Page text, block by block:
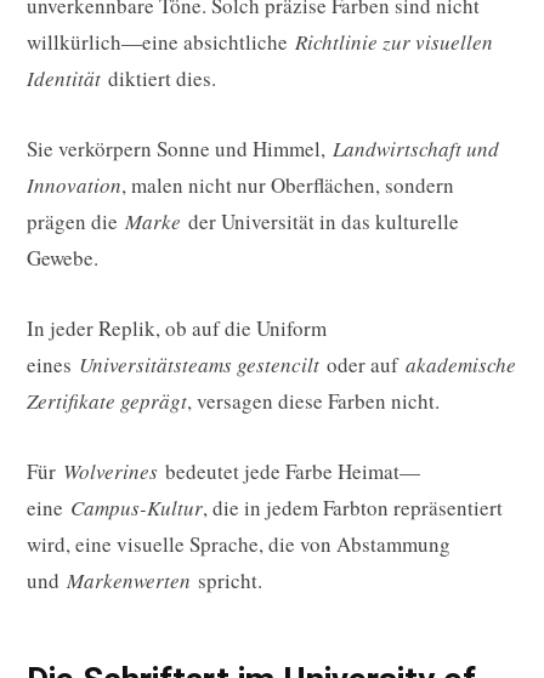
willkürlich—eine absichtliche Richtlinie zur visuellen
Identität diktiert dies.
Sie verkörpern Sonne und Himmel, Landwirtschaft und
Innovation, malen nicht nur Oberflächen, sondern
prägen die Marke der Universität in das kulturelle
Gewebe.
In jeder Replik, ob auf die Uniform
eines Universitätsteams gestencilt oder auf akademische
Zertifikate geprägt, versagen diese Farben nicht.
Für Wolverines bedeutet jede Farbe Heimat—
eine Campus-Kultur, die in jedem Farbton repräsentiert
wird, eine visuelle Sprache, die von Abstammung
und Markenwerten spricht.